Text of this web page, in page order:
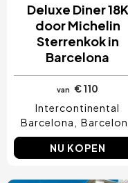
Deluxe Diner 18K
door Michelin
Sterrenkok in
Barcelona
van
€ 110
Intercontinental
Barcelona
NU KOPEN